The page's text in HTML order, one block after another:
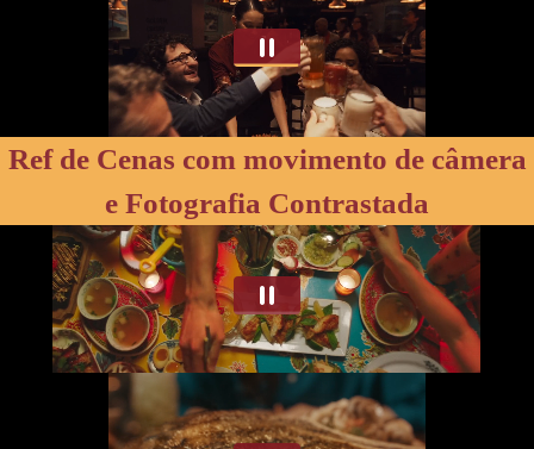
Ref de Cenas com movimento de câmera
e Fotografia Contrastada